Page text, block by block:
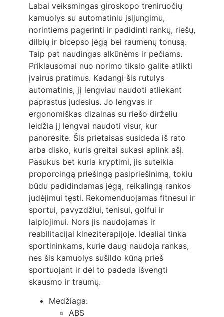
Labai veiksmingas giroskopo treniruočių
kamuolys su automatiniu įsijungimu,
norintiems pagerinti ir padidinti rankų, riešų,
dilbių ir bicepso jėgą bei raumenų tonusą.
Taip pat naudingas alkūnėms ir pečiams.
Priklausomai nuo norimo tikslo galite atlikti
įvairus pratimus. Kadangi šis rutulys
automatinis, jį lengviau naudoti atliekant
paprastus judesius. Jo lengvas ir
ergonomiškas dizainas su riešo dirželiu
leidžia jį lengvai naudoti visur, kur
panorėsite. Šis prietaisas susideda iš rato
arba disko, kuris greitai sukasi aplink ašį.
Pasukus bet kuria kryptimi, jis suteikia
proporcingą priešingą pasipriešinimą, tokiu
būdu padidindamas jėgą, reikalingą rankos
judėjimui tęsti. Rekomenduojamas fitnesui ir
sportui, pavyzdžiui, tenisui, golfui ir
laipiojimui. Nors jis naudojamas ir
reabilitacijai kineziterapijoje. Idealiai tinka
sportininkams, kurie daug naudoja rankas,
nes šis kamuolys sušildo kūną prieš
sportuojant ir dėl to padeda išvengti
skausmo ir traumų.
Medžiaga:
ABS